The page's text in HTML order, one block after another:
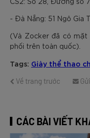
- Đà Nẵng: 51 Ngô Gia
(Và Zocker đã có
phối trên toàn quốc).
Tags: Giày thể thao
Về trang trước
CÁC BÀI VIẾT